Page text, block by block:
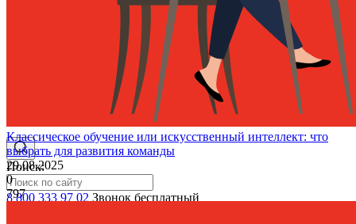
Вебинары
События
Поиск:
8 800 333 97 02 Звонок бесплатный
Классическое обучение или искусственный интеллект: что
выбрать для развития команды
29.08.2025
0
797